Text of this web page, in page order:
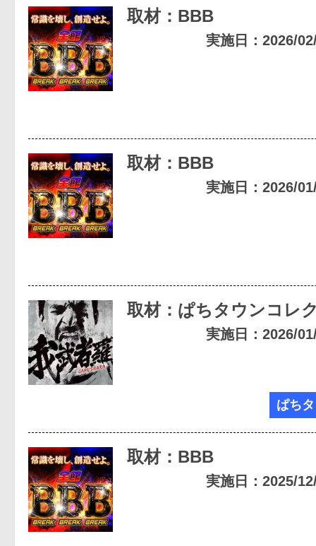
取材：BBB
実施日：2026/
取材：BBB
実施日：2026/
取材：ぱちタウンコレ
実施日：2026/
ぱち
取材：BBB
実施日：2025/